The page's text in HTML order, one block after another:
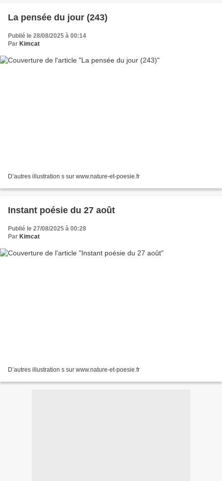
La pensée du jour (243)
Publié le 28/08/2025 à 00:14
Par Kimcat
D’autres illustration s sur www.nature-et-poesie.fr
Instant poésie du 27 août
Publié le 27/08/2025 à 00:28
Par Kimcat
D’autres illustration s sur www.nature-et-poesie.fr